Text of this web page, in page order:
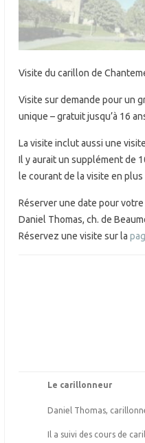
Visite du carillon de
Visite sur demande pour un
unique – gratuit jusqu’à 16
La visite inclut aussi une
Il y aurait un supplément de
le courant de la visite en
Réserver une date pour
Daniel Thomas, ch. de
Réservez une visite sur la
Le carillonneur
Daniel Thomas,
Il a suivi des cours de